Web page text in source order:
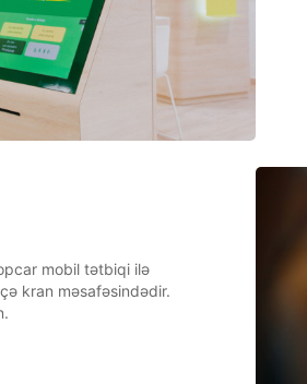
mobil tətbiqi ilə
kran məsafəsindədir.